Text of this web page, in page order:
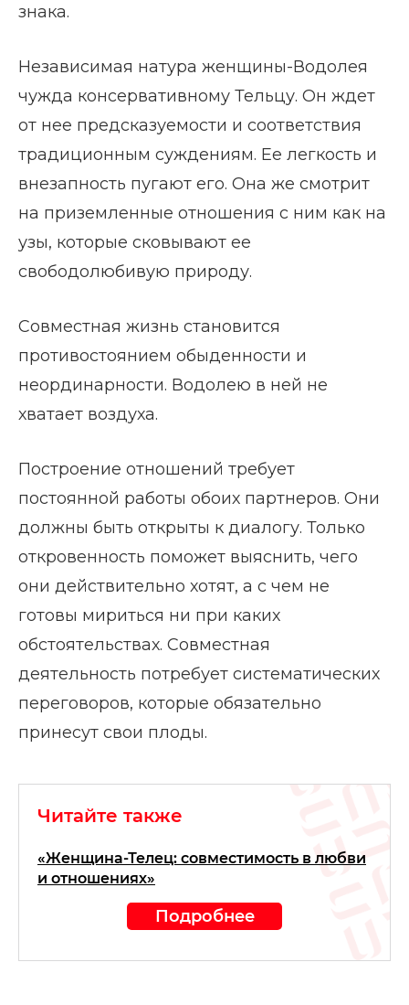
знака.
Независимая натура женщины-Водолея
чужда консервативному Тельцу. Он ждет
от нее предсказуемости и соответствия
традиционным суждениям. Ее легкость и
внезапность пугают его. Она же смотрит
на приземленные отношения с ним как на
узы, которые сковывают ее
свободолюбивую природу.
Совместная жизнь становится
противостоянием обыденности и
неординарности. Водолею в ней не
хватает воздуха.
Построение отношений требует
постоянной работы обоих партнеров. Они
должны быть открыты к диалогу. Только
откровенность поможет выяснить, чего
они действительно хотят, а с чем не
готовы мириться ни при каких
обстоятельствах. Совместная
деятельность потребует систематических
переговоров, которые обязательно
принесут свои плоды.
Читайте также
«Женщина-Телец: совместимость в любви
и отношениях»
Подробнее